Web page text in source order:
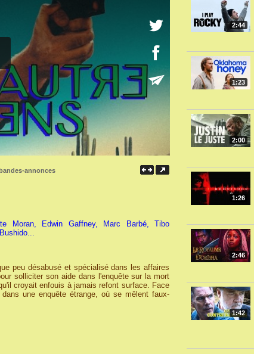
2:44
1:23
2:00
1:26
2:46
1:42
annonces
Moran, Edwin Gaffney, Marc Barbé, Tibo
peu désabusé et spécialisé dans les affaires
solliciter son aide dans l'enquête sur la mort
croyait enfouis à jamais refont surface. Face
une enquête étrange, où se mêlent faux-